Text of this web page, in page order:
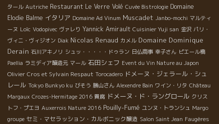
タール Autriche Restaurant Le Verre Volé Cuvée Bistrologie Domaine
Elodie Balme イタリア Domaine Ad Vinum Muscadet Janbo-mochi マルティ
ーヌ Loïc Vodopivec ヴァレり Yannick Amirault Cuisinier Yuji san 金沢 パリ・
ヴィニ・ヴィジオン Diak Nicolas Renaud カメル Domaine Dominique
Derain 石川アキノリ シュッ・・・・・ドゥラン 日仏商事 幸子さん ピエール橋
Paellia ラミディア醸造元 マール 石田シェフ Event du Vin Nature au Japon
Olivier Cros et Sylvain Respaut Torocadero ドメーヌ・ジェラール・シュ
レール Tokyo Bunkyo ku びそう 勝山さん Alexendre Bain ワイン・リタ Château
Margaux Crozes-Hermitage 2016 貴腐 ドメーヌ・ド・ラングロール クリス
トフ・プエヨ Auxerrois Nature 2016 Pouilly-Fumé ユンヌ・トランシュ Margo
groupe セミ・マセラッション・カルボニック醸造 Salon Saint Jean Faugères